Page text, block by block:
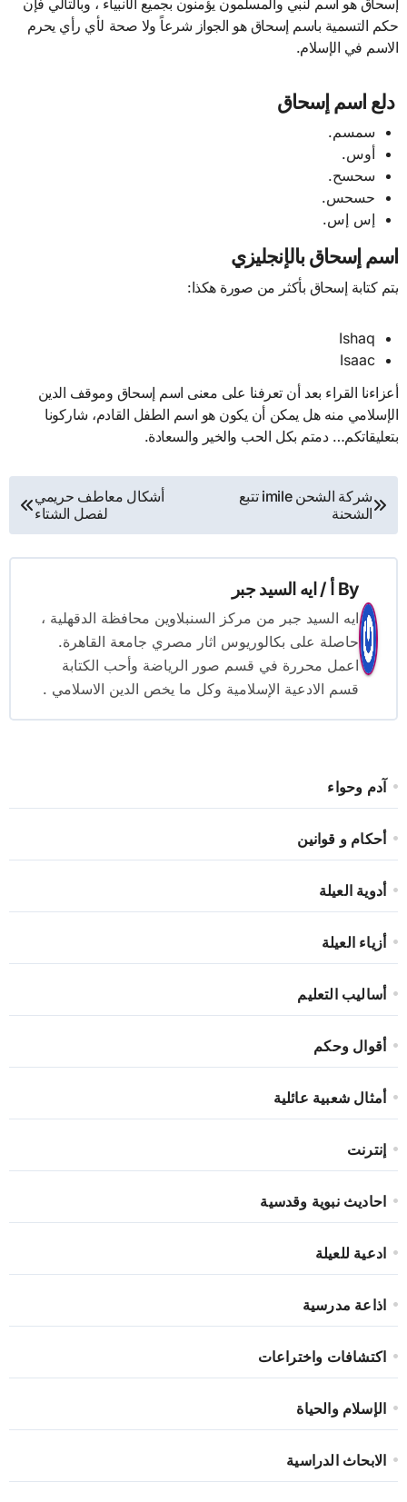
إسحاق هو اسم لنبي والمسلمون يؤمنون بجميع الأنبياء ، وبالتالي فإن
حكم التسمية باسم إسحاق هو الجواز شرعاً ولا صحة لأي رأي يحرم
الاسم في الإسلام.
دلع اسم إسحاق
سمسم.
أوس.
سحسح.
حسحس.
إس إس.
اسم إسحاق بالإنجليزي
يتم كتابة إسحاق بأكثر من صورة هكذا:
Ishaq
Isaac
أعزاءنا القراء بعد أن تعرفنا على معنى اسم إسحاق وموقف الدين
الإسلامي منه هل يمكن أن يكون هو اسم الطفل القادم، شاركونا
بتعليقاتكم… دمتم بكل الحب والخير والسعادة.
تصفّح
المقالات
شركة الشحن imile تتبع
الشحنة
أشكال معاطف حريمي
لفصل الشتاء
By أ / ايه السيد جبر
ايه السيد جبر من مركز السنبلاوين محافظة الدقهلية ،
حاصلة على بكالوريوس اثار مصري جامعة القاهرة.
اعمل محررة في قسم صور الرياضة وأحب الكتابة
قسم الادعية الإسلامية وكل ما يخص الدين الاسلامي .
آدم وحواء
أحكام و قوانين
أدوية العيلة
أزياء العيلة
أساليب التعليم
أقوال وحكم
أمثال شعبية عائلية
إنترنت
احاديث نبوية وقدسية
ادعية للعيلة
اذاعة مدرسية
اكتشافات واختراعات
الإسلام والحياة
الابحاث الدراسية